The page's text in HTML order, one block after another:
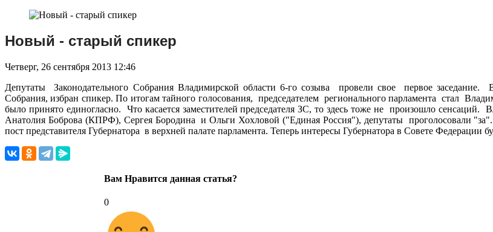
Новый - старый спикер
Четверг, 26 сентября 2013 12:46
Депутаты Законодательного Собрания Владимирской области 6-го созыва провели свое первое
Собрания, избран спикер. По итогам тайного голосования, председателем регионального парламента стал
было принято единогласно. Что касается заместителей председателя ЗС, то здесь тоже не произошло
Анатолия Боброва (КПРФ), Сергея Бородина и Ольги Хохловой ("Единая Россия"), депутаты проголосовали
пост представителя Губернатора в верхней палате парламента. Теперь интересы Губернатора в Совете Федерации
Вам Нравится данная статья?
0